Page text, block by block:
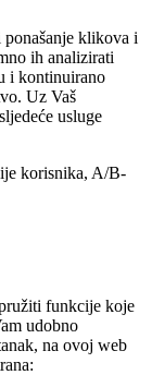
klikova i
ih analizirati
i kontinuirano
Uz Vaš
usluge
korisnika, A/B-
funkcije koje
udobno
na ovoj web